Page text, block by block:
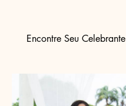
Encontre Seu Celebrante